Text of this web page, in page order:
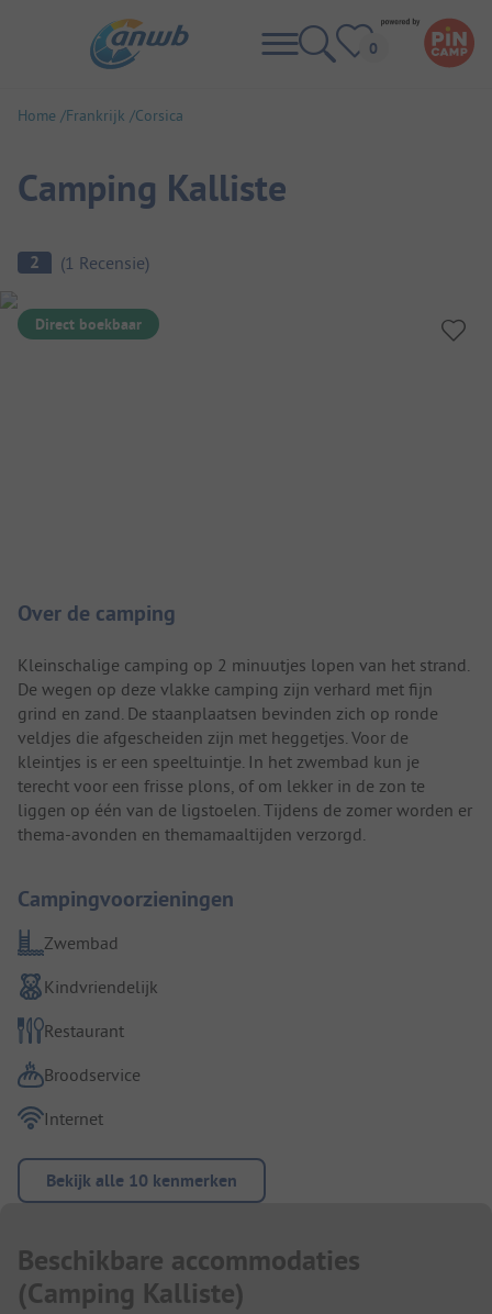
Home Frankrijk Corsica
Camping Kalliste
Camping overzicht
2 (1 Recensie)
Direct boekbaar
Over de camping
Kleinschalige camping op 2 minuutjes lopen van het strand.
De wegen op deze vlakke camping zijn verhard met fijn
grind en zand. De staanplaatsen bevinden zich op ronde
veldjes die afgescheiden zijn met heggetjes. Voor de
kleintjes is er een speeltuintje. In het zwembad kun je
terecht voor een frisse plons, of om lekker in de zon te
liggen op één van de ligstoelen. Tijdens de zomer worden er
thema-avonden en themamaaltijden verzorgd.
Campingvoorzieningen
Zwembad
Kindvriendelijk
Restaurant
Broodservice
Internet
Bekijk alle 10 kenmerken
Beschikbare accommodaties
(Camping Kalliste)